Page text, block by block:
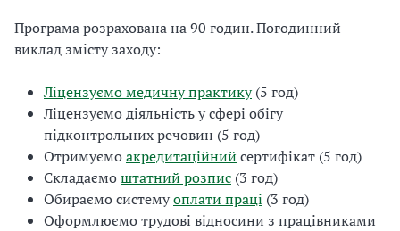
Програмарозрахована на 90 годин. Погодинний
виклад змісту заходу:
Ліцензуємо медичну практику(5 год)
Ліцензуємо діяльність у сфері обігу
підконтрольних речовин (5 год)
Отримуємоакредитаційний сертифікат (5 год)
Складаємоштатний розпис (3 год)
Обираємо системуоплати праці (3 год)
Оформлюємо трудові відносини з працівниками